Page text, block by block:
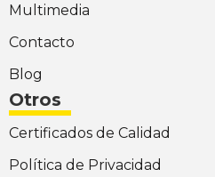
Multimedia
Contacto
Blog
Otros
Certificados de Calidad
Política de Privacidad